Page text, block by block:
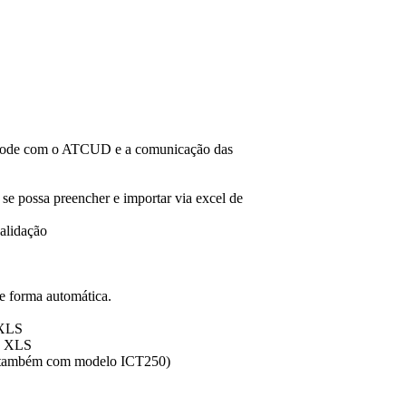
com o ATCUD e a comunicação das
possa preencher e importar via excel de
forma automática.
XLS
com modelo ICT250)